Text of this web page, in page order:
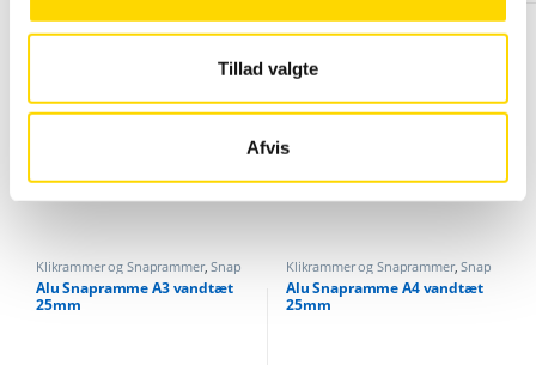
Tillad valgte
Afvis
Klikrammer og Snaprammer,Snap
ramme vandtæt
Alu Snapramme A3 vandtæt
25mm
Klikrammer og Snaprammer,Snap
ramme vandtæt
Alu Snapramme A4 vandtæt
25mm